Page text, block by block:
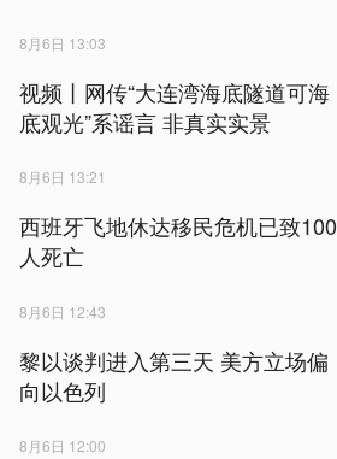
8月6日 13:03
视频丨网传“大连湾海底隧道可海
底观光”系谣言 非真实实景
8月6日 13:21
西班牙飞地休达移民危机已致100
人死亡
8月6日 12:43
黎以谈判进入第三天 美方立场偏
向以色列
8月6日 12:00